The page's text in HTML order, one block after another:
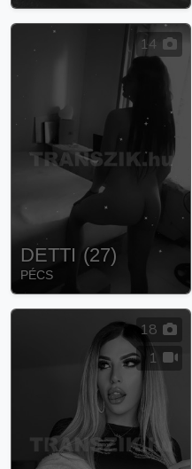
14
DETTI (27)
PÉCS
18
1